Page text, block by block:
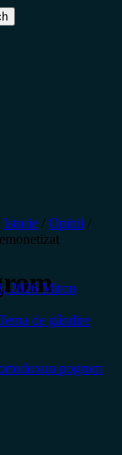
Istorie / Opinii /
2026Miron
de gândire
un pogrom